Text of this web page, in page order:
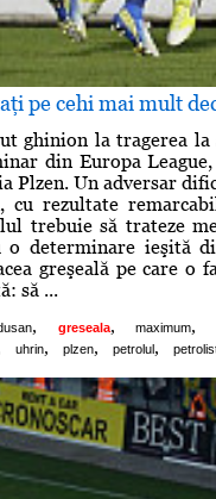
pe cehi mai mult
ghinion la tragerea
din Europa
Plzen. Un adversar
cu rezultate
trebuie să trateze
o determinare ieşită
greşeală pe care o
să ...
, greseala, maximum,
uhrin, plzen, petrolul,